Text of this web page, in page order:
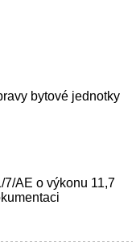
bytové jednotky
AE o výkonu 11,7